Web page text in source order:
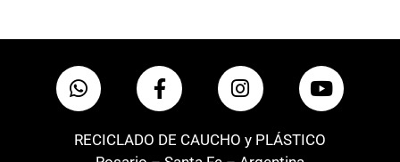
RECICLADO DE CAUCHO y PLÁSTICO